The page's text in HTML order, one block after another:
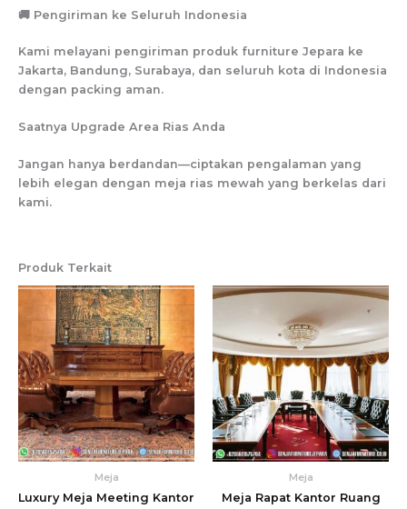
🚚 Pengiriman ke Seluruh Indonesia
Kami melayani pengiriman produk furniture Jepara ke
Jakarta, Bandung, Surabaya, dan seluruh kota di Indonesia
dengan packing aman.
Saatnya Upgrade Area Rias Anda
Jangan hanya berdandan—ciptakan pengalaman yang
lebih elegan dengan meja rias mewah yang berkelas dari
kami.
Produk Terkait
Meja
Luxury Meja Meeting Kantor
Meja
Meja Rapat Kantor Ruang